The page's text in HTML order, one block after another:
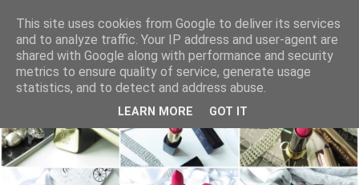
This site uses cookies from Google to deliver its services
and to analyze traffic. Your IP address and user-agent are
shared with Google along with performance and security
metrics to ensure quality of service, generate usage
statistics, and to detect and address abuse.
LEARN MORE GOT IT